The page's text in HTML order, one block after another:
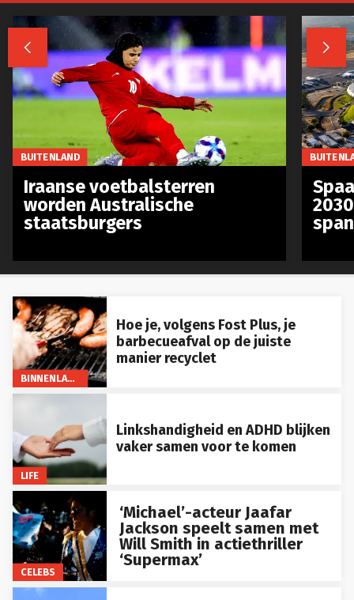
BINNENLAND
Hoe je, volgens Fost Plus, je
barbecueafval op de juiste
manier recyclet
LIFE
Linkshandigheid en ADHD blijken
vaker samen voor te komen
CELEBS
‘Michael’-acteur Jaafar
Jackson speelt samen met
Will Smith in actiethriller
‘Supermax’
 
BUITENLAND
Iraanse voetbalsterren
worden Australische
staatsburgers